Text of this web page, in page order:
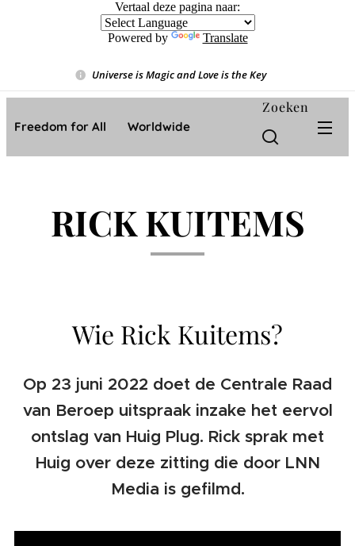
Vertaal deze pagina naar:
Powered by Translate
Universe is Magic and Love is the Key❤️
Freedom for All ❤️ Worldwide
Zoeken
RICK KUITEMS
Wie Rick Kuitems?
Op 23 juni 2022 doet de Centrale Raad
van Beroep uitspraak inzake het eervol
ontslag van Huig Plug. Rick sprak met
Huig over deze zitting die door LNN
Media is gefilmd.